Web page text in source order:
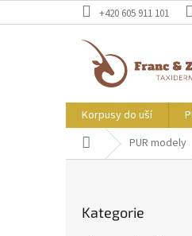
na
+420 605 911 101
Korpusy do uší
Domů PUR modely
kategorie
Kategorie